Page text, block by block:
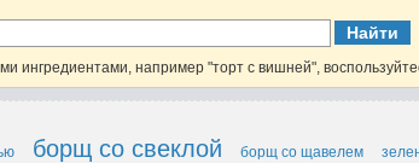
ингредиентами, например "торт с вишней",
борщ со свеклой борщ со щавелем